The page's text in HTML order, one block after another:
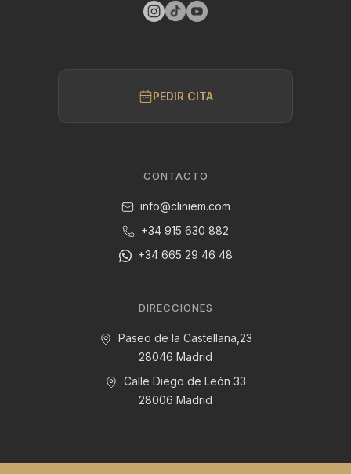
PEDIR CITA
CONTACTO
info@cliniem.com
+34 915 630 882
+34 665 29 46 48
DIRECCIONES
Paseo de la Castellana,23
28046 Madrid
Calle Diego de León 33
28006 Madrid